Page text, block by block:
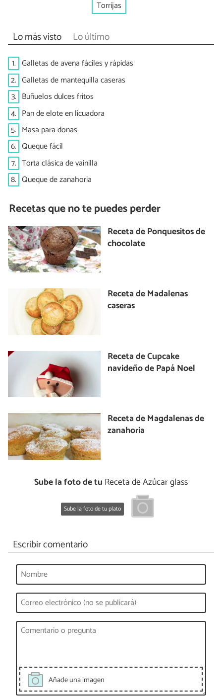
Torrijas
Lo más visto Lo último
1. Galletas de avena fáciles y rápidas
2. Galletas de mantequilla caseras
3. Buñuelos dulces fritos
4. Pan de elote en licuadora
5. Masa para donas
6. Queque fácil
7. Torta clásica de vainilla
8. Queque de zanahoria
Recetas que no te puedes perder
Receta de Ponquesitos de
chocolate
Receta de Madalenas
caseras
Receta de Cupcake
navideño de Papá Noel
Receta de Magdalenas de
zanahoria
Sube la foto de tu Receta de Azúcar glass
Sube la foto de tu plato
Escribir comentario
Añade una imagen